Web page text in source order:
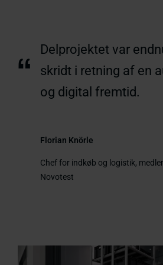
“
Delprojektet var
skridt i retning af en
og digital fremtid.
Florian Knörle
Chef for indkøb og logistik,
Novotest